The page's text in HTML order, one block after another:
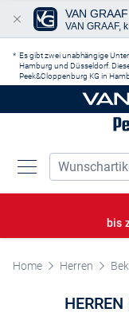
Es gibt zwei unabhängige
Hamburg und Düsseldorf.
Peek&Cloppenburg KG in
bis
Home Herren
VAN
VAN GRAAF,